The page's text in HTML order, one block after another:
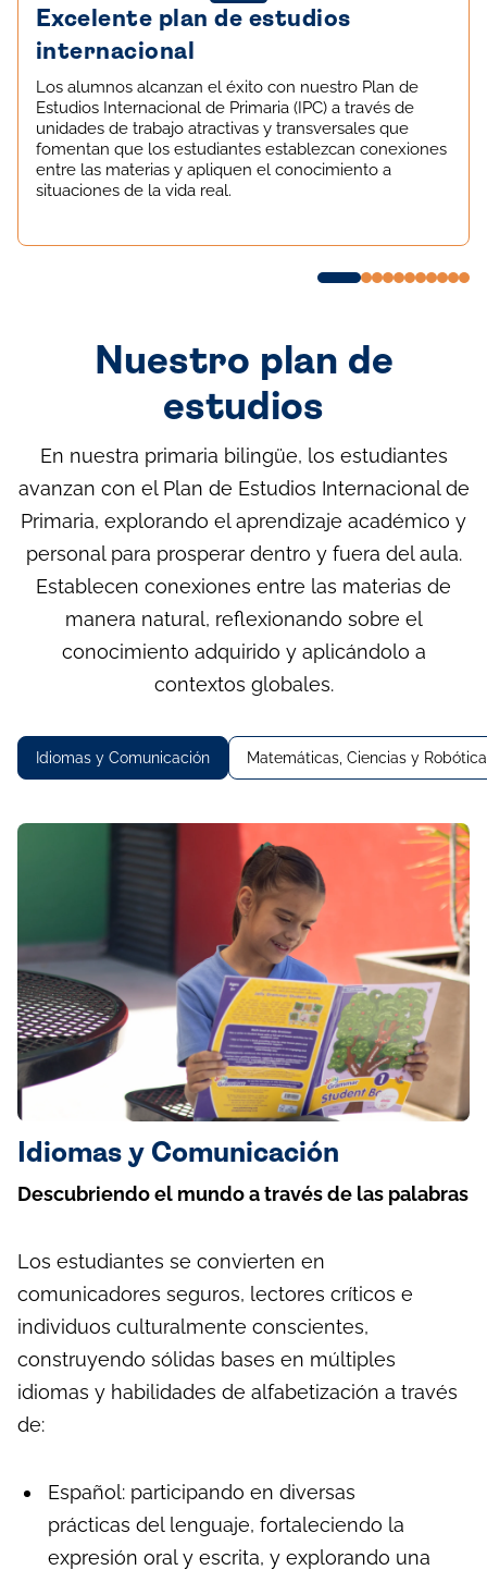
Excelente plan de estudios
internacional
Los alumnos alcanzan el éxito con nuestro Plan de
Estudios Internacional de Primaria (IPC) a través de
unidades de trabajo atractivas y transversales que
fomentan que los estudiantes establezcan conexiones
entre las materias y apliquen el conocimiento a
situaciones de la vida real.
Nuestro plan de
estudios
En nuestra primaria bilingüe, los estudiantes
avanzan con el Plan de Estudios Internacional de
Primaria, explorando el aprendizaje académico y
personal para prosperar dentro y fuera del aula.
Establecen conexiones entre las materias de
manera natural, reflexionando sobre el
conocimiento adquirido y aplicándolo a
contextos globales.
Idiomas y Comunicación Matemáticas, Ciencias y Robótica
Idiomas y Comunicación
Descubriendo el mundo a través de las palabras
Los estudiantes se convierten en
comunicadores seguros, lectores críticos e
individuos culturalmente conscientes,
construyendo sólidas bases en múltiples
idiomas y habilidades de alfabetización a través
de:
Español: participando en diversas
prácticas del lenguaje, fortaleciendo la
expresión oral y escrita, y explorando una